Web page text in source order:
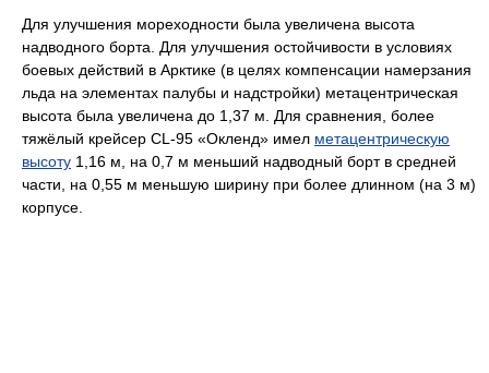
Для улучшения мореходности была увеличена высота
надводного борта. Для улучшения остойчивости в условиях
боевых действий в Арктике (в целях компенсации намерзания
льда на элементах палубы и надстройки) метацентрическая
высота была увеличена до 1,37 м. Для сравнения, более
тяжёлый крейсер CL-95 «Окленд» имел метацентрическую
высоту 1,16 м, на 0,7 м меньший надводный борт в средней
части, на 0,55 м меньшую ширину при более длинном (на 3 м)
корпусе.